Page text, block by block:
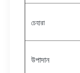
চেহারা
উপাদান